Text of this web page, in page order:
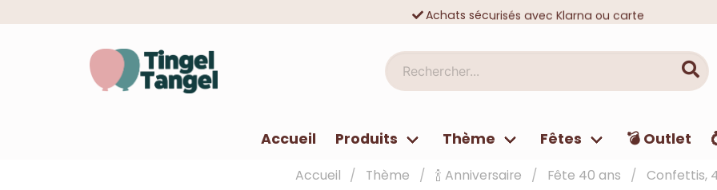
Achats sécurisés avec Klarna ou carte
Rechercher...
Accueil Produits Thème Fêtes 💣 Outlet
Accueil Thème 🍾 Anniversaire Fête 40 ans Confettis,